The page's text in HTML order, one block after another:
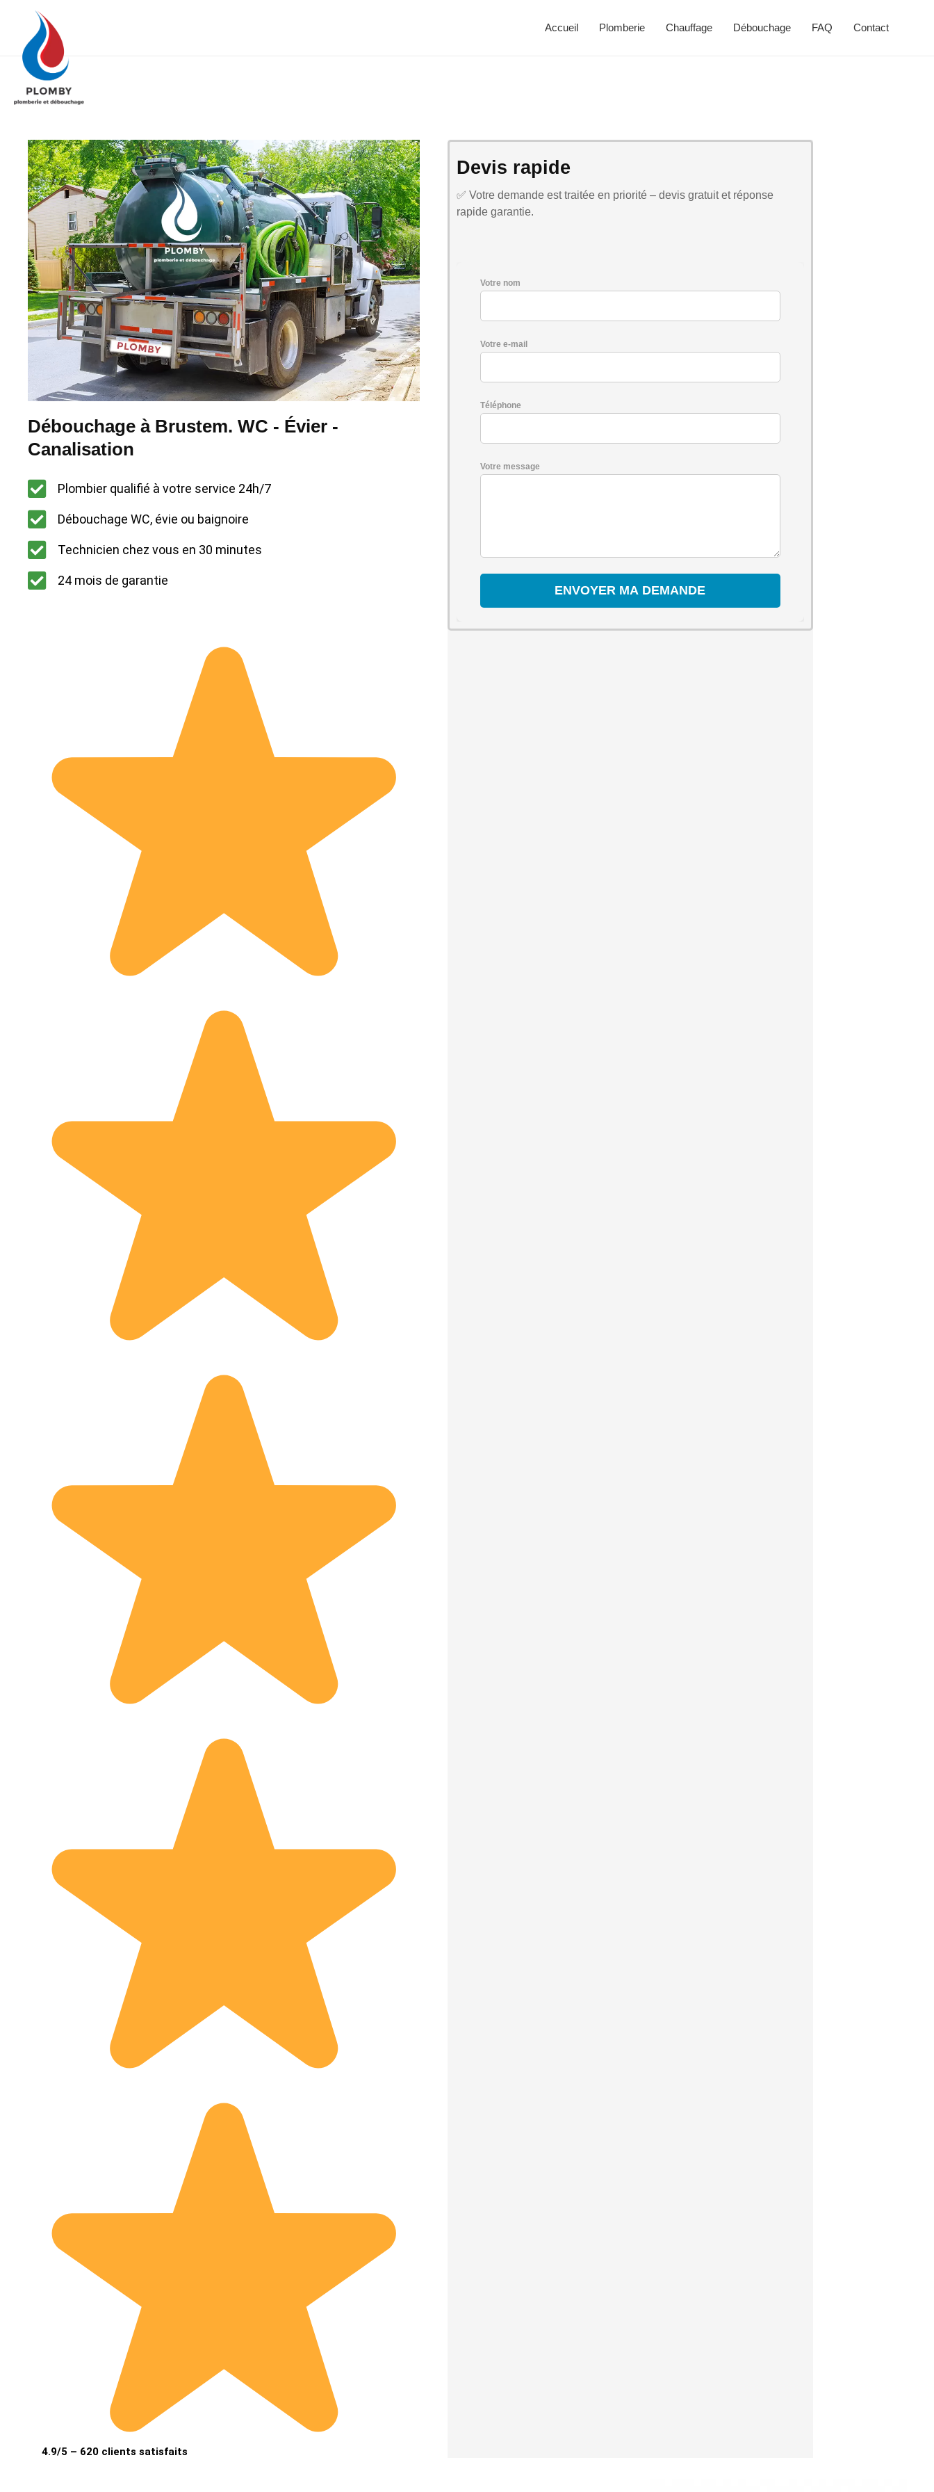
Accueil Plomberie Chauffage Débouchage FAQ Contact
Débouchage à Brustem. WC - Évier -
Canalisation
Plombier qualifié à votre service 24h/7
Débouchage WC, évie ou baignoire
Technicien chez vous en 30 minutes
24 mois de garantie
4.9/5 – 620 clients satisfaits
Devis rapide
✅ Votre demande est traitée en priorité – devis gratuit et réponse
rapide garantie.
Votre nom
Votre e-mail
Téléphone
Votre message